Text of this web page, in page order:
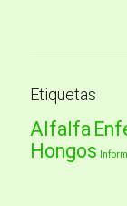
Etiquetas
Alfalfa
Hongos